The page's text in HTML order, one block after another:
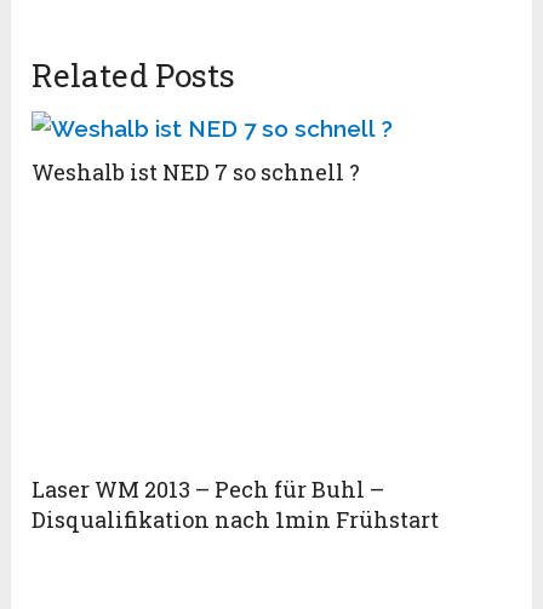
Related Posts
Weshalb ist NED 7 so schnell ?
Laser WM 2013 – Pech für Buhl –
Disqualifikation nach 1min Frühstart